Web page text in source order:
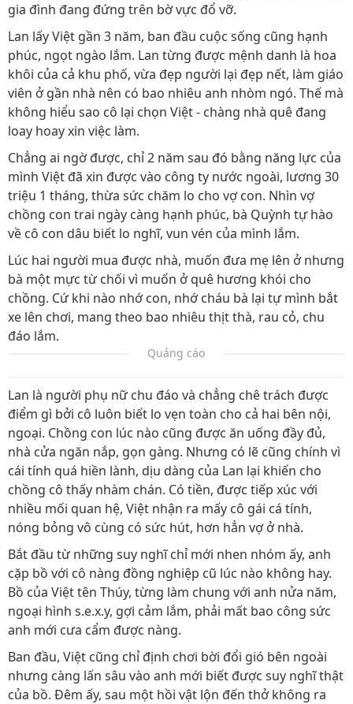
gia đình đang đứng trên bờ vực đổ vỡ.
Lan lấy Việt gần 3 năm, ban đầu cuộc sống cũng hạnh
phúc, ngọt ngào lắm. Lan từng được mệnh danh là hoa
khôi của cả khu phố, vừa đẹp người lại đẹp nết, làm giáo
viên ở gần nhà nên có bao nhiêu anh nhòm ngó. Thế mà
không hiểu sao cô lại chọn Việt - chàng nhà quê đang
loay hoay xin việc làm.
Chẳng ai ngờ được, chỉ 2 năm sau đó bằng năng lực của
mình Việt đã xin được vào công ty nước ngoài, lương 30
triệu 1 tháng, thừa sức chăm lo cho vợ con. Nhìn vợ
chồng con trai ngày càng hạnh phúc, bà Quỳnh tự hào
về cô con dâu biết lo nghĩ, vun vén của mình lắm.
Lúc hai người mua được nhà, muốn đưa mẹ lên ở nhưng
bà một mực từ chối vì muốn ở quê hương khói cho
chồng. Cứ khi nào nhớ con, nhớ cháu bà lại tự mình bắt
xe lên chơi, mang theo bao nhiêu thịt thà, rau cỏ, chu
đáo lắm.
Quảng cáo
Lan là người phụ nữ chu đáo và chẳng chê trách được
điểm gì bởi cô luôn biết lo vẹn toàn cho cả hai bên nội,
ngoại. Chồng con lúc nào cũng được ăn uống đầy đủ,
nhà cửa ngăn nắp, gọn gàng. Nhưng có lẽ cũng chính vì
cái tính quá hiền lành, dịu dàng của Lan lại khiến cho
chồng cô thấy nhàm chán. Có tiền, được tiếp xúc với
nhiều mối quan hệ, Việt nhận ra mấy cô gái cá tính,
nóng bỏng vô cùng có sức hút, hơn hẳn vợ ở nhà.
Bắt đầu từ những suy nghĩ chỉ mới nhen nhóm ấy, anh
cặp bồ với cô nàng đồng nghiệp cũ lúc nào không hay.
Bồ của Việt tên Thúy, từng làm chung với anh nửa năm,
ngoại hình s.e.x.y, gợi cảm lắm, phải mất bao công sức
anh mới cưa cẩm được nàng.
Ban đầu, Việt cũng chỉ định chơi bời đổi gió bên ngoài
nhưng càng lấn sâu vào anh mới biết được suy nghĩ thật
của bồ. Đêm ấy, sau một hồi vật lộn đến thở không ra